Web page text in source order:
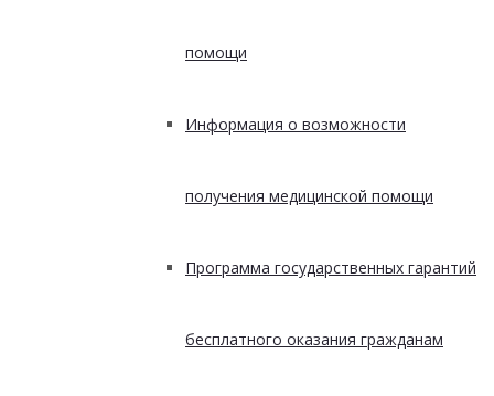
помощи
Информация о возможности
получения медицинской помощи
Программа государственных гарантий
бесплатного оказания гражданам